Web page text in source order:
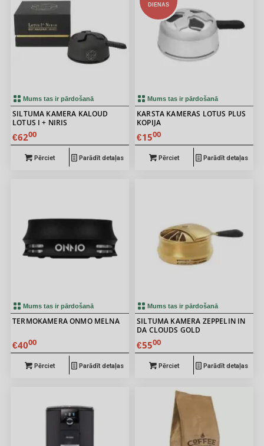
Mums tas ir pārdošanā
SILTUMA KAMERA KALOUD
LOTUS I + NIRIS
€6200
Pērciet Parādīt detaļas
5.00
DIENAS
Mums tas ir pārdošanā
KARSTA KAMERAS LOTUS PLUS
KOPIJA
€1500
Pērciet Parādīt detaļas
Mums tas ir pārdošanā
TERMOKAMERA ONMO MELNA
€4000
Pērciet Parādīt detaļas
Mums tas ir pārdošanā
SILTUMA KAMERA ZEPPELIN IN
DA CLOUDS GOLD
€5500
Pērciet Parādīt detaļas